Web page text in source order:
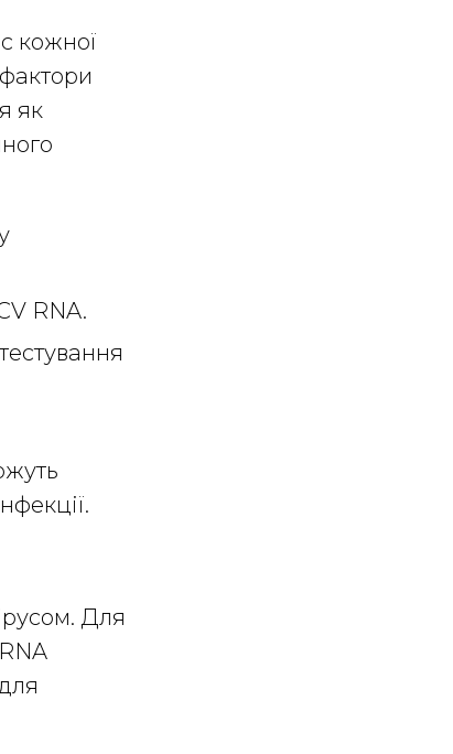
кожної
як
RNA.
Для